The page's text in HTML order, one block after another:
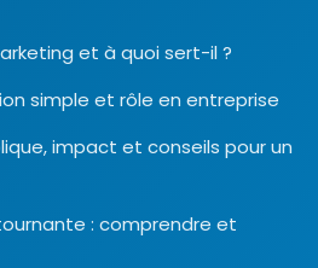
et à quoi sert-il ?
simple et rôle en entreprise
impact et conseils pour un
: comprendre et